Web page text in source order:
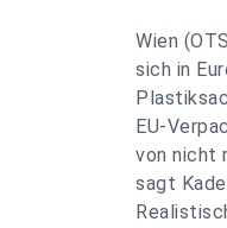
Wien
sich in
EU-
von nicht
sagt